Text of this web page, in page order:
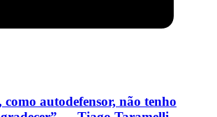
como autodefensor, não tenho